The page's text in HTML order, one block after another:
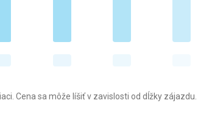
Cena sa môže líšiť v zavislosti od dĺžky zájazdu.